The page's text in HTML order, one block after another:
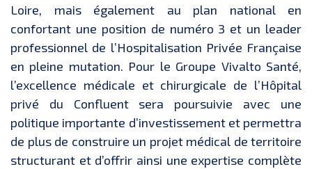
Loire, mais également au plan national en
confortant une position de numéro 3 et un leader
professionnel de l’Hospitalisation Privée Française
en pleine mutation. Pour le Groupe Vivalto Santé,
l’excellence médicale et chirurgicale de l’Hôpital
privé du Confluent sera poursuivie avec une
politique importante d’investissement et permettra
de plus de construire un projet médical de territoire
structurant et d’offrir ainsi une expertise complète